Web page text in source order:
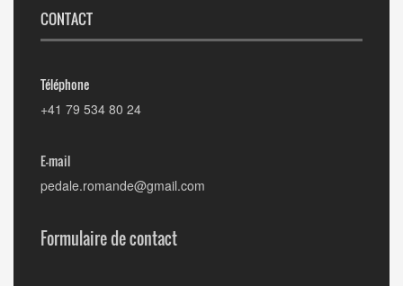
CONTACT
Téléphone
+41 79 534 80 24
E-mail
pedale.romande@gmail.com
Formulaire de contact